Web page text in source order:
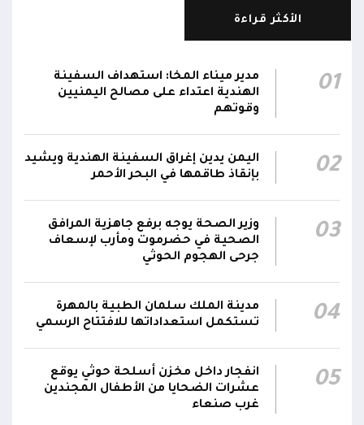
صنعاء
00:28
صالح يشيد بالروح القتالية العالية لكافة منتسبي
الفرقتين الأولى والثالثة وحسن التعامل مع الموقف
وثبات المقاتلين في مواقعهم
00:26
الفريق أول ركن طارق صالح يعزي في اتصالين
هاتفيين قائدي الفرقتين الأولى والثالثة طوارئ في
استشهاد عدد من الأبطال بالهجوم الحوثي الغادر
اللجنة الأمنية بحضرموت تدين هجوم مليشيا
الحوثي على القوات المسلحة وتؤكد استمرار
العمليات الأمنية والعسكرية لحماية الأمن
والاستقرار
23:05
جدد #المكتب_السياسي تمسكه بمواصلة النضال
واستعادة العاصمة صنعاء وإنهاء الانقلاب
الأكثر قراءة
01
مدير ميناء المخا: استهداف السفينة
الهندية اعتداء على مصالح اليمنيين
وقوتهم
02
اليمن يدين إغراق السفينة الهندية ويشيد
بإنقاذ طاقمها في البحر الأحمر
03
وزير الصحة يوجه برفع جاهزية المرافق
الصحية في حضرموت ومأرب لإسعاف
جرحى الهجوم الحوثي
04
مدينة الملك سلمان الطبية بالمهرة
تستكمل استعداداتها للافتتاح الرسمي
05
انفجار داخل مخزن أسلحة حوثي يوقع
عشرات الضحايا من الأطفال المجندين
غرب صنعاء